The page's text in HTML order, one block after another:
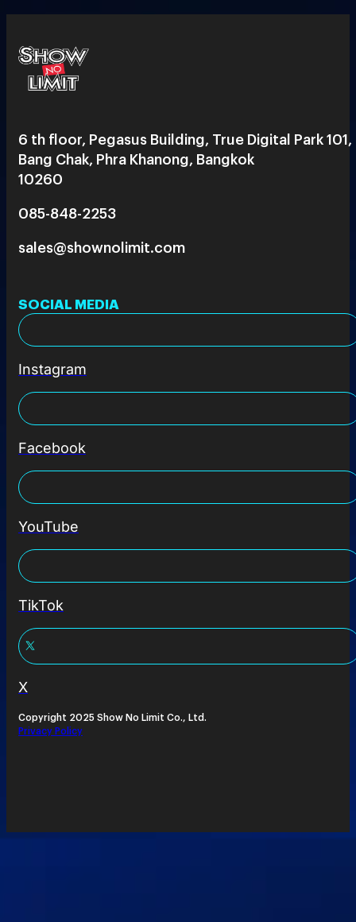
6 th floor, Pegasus Building, True Digital Park 101,
Bang Chak, Phra Khanong, Bangkok
10260
085-848-2253
sales@shownolimit.com
SOCIAL MEDIA
Instagram
Facebook
YouTube
TikTok
X
Copyright 2025 Show No Limit Co., Ltd.
Privacy Policy